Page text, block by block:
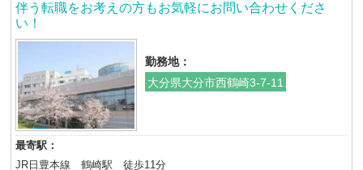
伴う転職をお考えの方もお気軽にお問い合わせくださ
い！
勤務地：
大分県大分市西鶴崎3-7-11
最寄駅：
JR日豊本線 鶴崎駅 徒歩11分